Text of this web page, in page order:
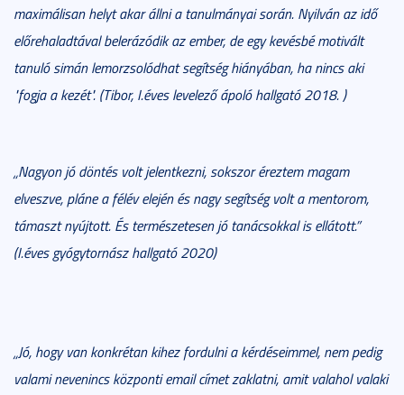
maximálisan helyt akar állni a tanulmányai során. Nyilván az idő
előrehaladtával belerázódik az ember, de egy kevésbé motivált
tanuló simán lemorzsolódhat segítség hiányában, ha nincs aki
"fogja a kezét". (Tibor, I.éves levelező ápoló hallgató 2018. )
„Nagyon jó döntés volt jelentkezni, sokszor éreztem magam
elveszve, pláne a félév elején és nagy segítség volt a mentorom,
támaszt nyújtott. És természetesen jó tanácsokkal is ellátott.”
(I.éves gyógytornász hallgató 2020)
„Jó, hogy van konkrétan kihez fordulni a kérdéseimmel, nem pedig
valami nevenincs központi email címet zaklatni, amit valahol valaki